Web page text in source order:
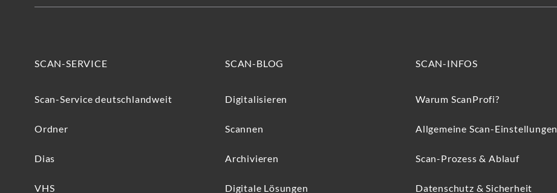
SCAN-SERVICE
Scan-Service deutschlandweit
Ordner
Dias
VHS
SCAN-BLOG
Digitalisieren
Scannen
Archivieren
Digitale Lösungen
SCAN-INFOS
Warum ScanProfi?
Allgemeine Scan-Einstellungen
Scan-Prozess & Ablauf
Datenschutz & Sicherheit